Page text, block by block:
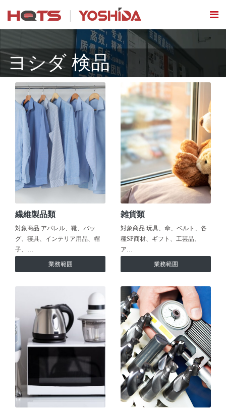
ヨシダ 検品
繊維製品類
対象商品 アパレル、靴、バッ
グ、寝具、インテリア用品、帽
子、…
業務範囲
雑貨類
対象商品 玩具、傘、ベルト、各
種SP商材、ギフト、工芸品、
ア…
業務範囲